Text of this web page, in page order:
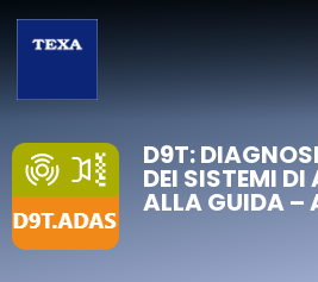
D9T:
DEI SISTEMI
ALLA GUIDA –